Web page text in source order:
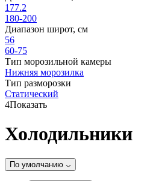
177.2
180-200
Диапазон широт, см
56
60-75
Тип морозильной камеры
Нижняя морозилка
Тип разморозки
Статический
4Показать
Холодильники
По умолчанию